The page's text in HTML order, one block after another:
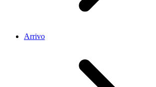
Arrivo